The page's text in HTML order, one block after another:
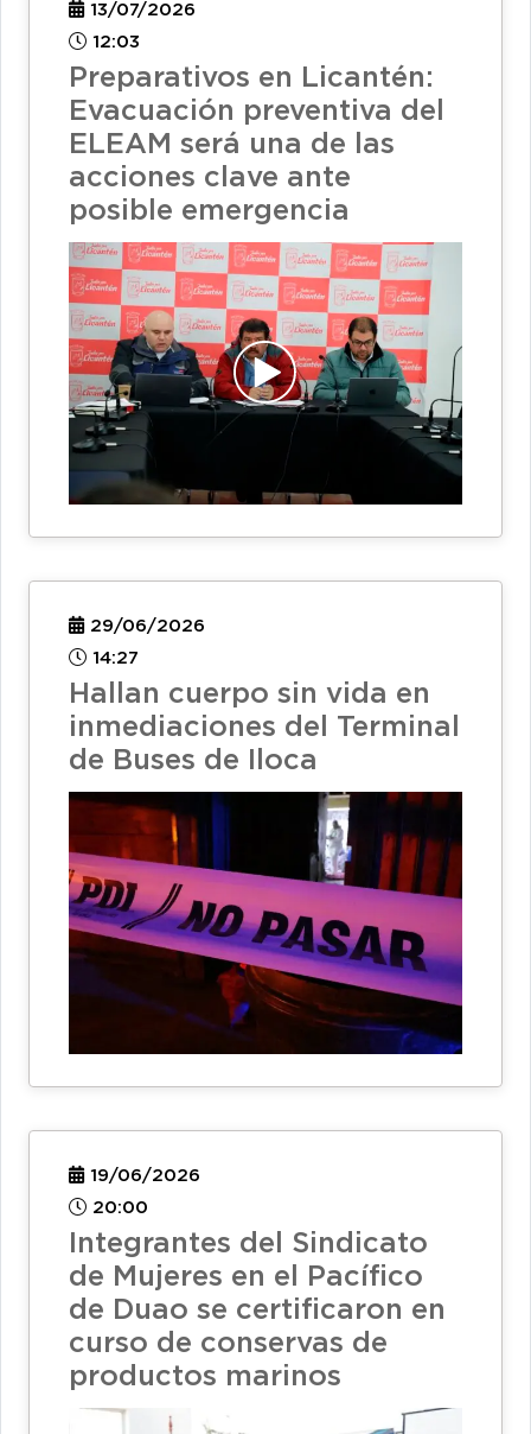
13/07/2026
12:03
Preparativos en Licantén:
Evacuación preventiva del
ELEAM será una de las
acciones clave ante
posible emergencia
29/06/2026
14:27
Hallan cuerpo sin vida en
inmediaciones del Terminal
de Buses de Iloca
19/06/2026
20:00
Integrantes del Sindicato
de Mujeres en el Pacífico
de Duao se certificaron en
curso de conservas de
productos marinos